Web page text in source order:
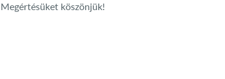
Megértésüket köszönjük!